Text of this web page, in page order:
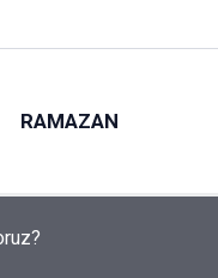
RAMAZAN